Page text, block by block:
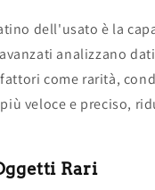
dell'usato è la
analizzano
come rarità,
veloce e preciso,
Rari